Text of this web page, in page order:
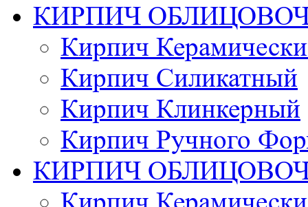
КИРПИЧ
Кирпич
Кирпич Силикатный
Кирпич Клинкерный
Кирпич Ручного
КИРПИЧ